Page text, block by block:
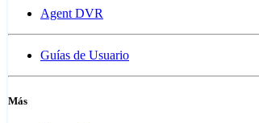
Agent DVR
Guías de Usuario
Más